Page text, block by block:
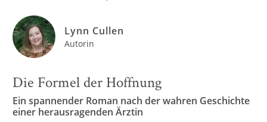
Lynn Cullen
Autorin
Die Formel der Hoffnung
Ein spannender Roman nach der wahren Geschichte
einer herausragenden Ärztin